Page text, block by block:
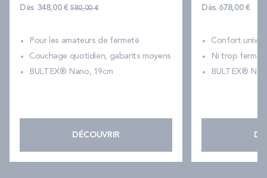
Dès 348,00 € Prix normal
580,00 €
Pour les amateurs de fermeté
Couchage quotidien, gabarits moyens
BULTEX® Nano, 19cm
DÉCOUVRIR
Dès 678,00 €
Confort
Ni trop ferme,
BULTEX®